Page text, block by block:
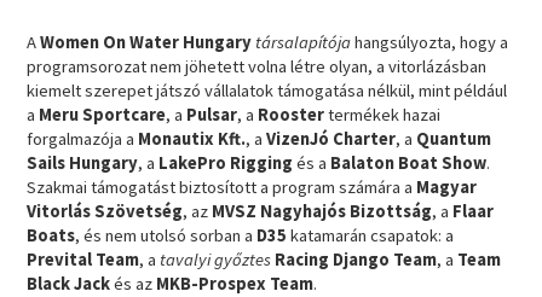
AWomen On Water Hungary társalapítójahangsúlyozta, hogy a
programsorozat nem jöhetett volna létre olyan, a vitorlázásban
kiemelt szerepet játszó vállalatok támogatása nélkül, mint például
a Meru Sportcare, a Pulsar, a Roostertermékek hazai
forgalmazója a Monautix Kft., aVizenJó Charter, a Quantum
Sails Hungary, a LakePro Rigging és a Balaton Boat Show.
Szakmai támogatást biztosított a program számára a Magyar
Vitorlás Szövetség, az MVSZ Nagyhajós Bizottság, a Flaar
Boats, és nem utolsó sorban a D35 katamarán csapatok: a
Prevital Team, a tavalyi győztes Racing Django Team, a Team
Black Jackés az MKB-Prospex Team.